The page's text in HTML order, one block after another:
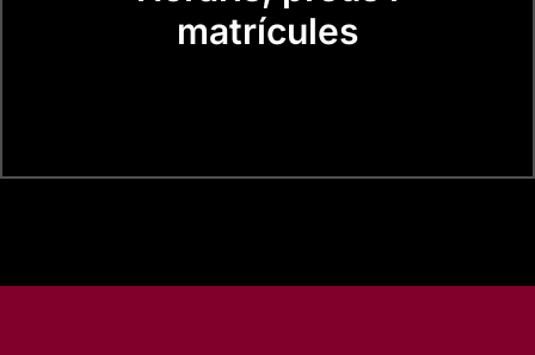
matrícules